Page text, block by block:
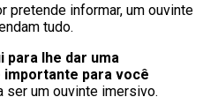
pretende informar, um ouvinte
tudo.
para lhe dar uma
importante para você
ser um ouvinte imersivo.